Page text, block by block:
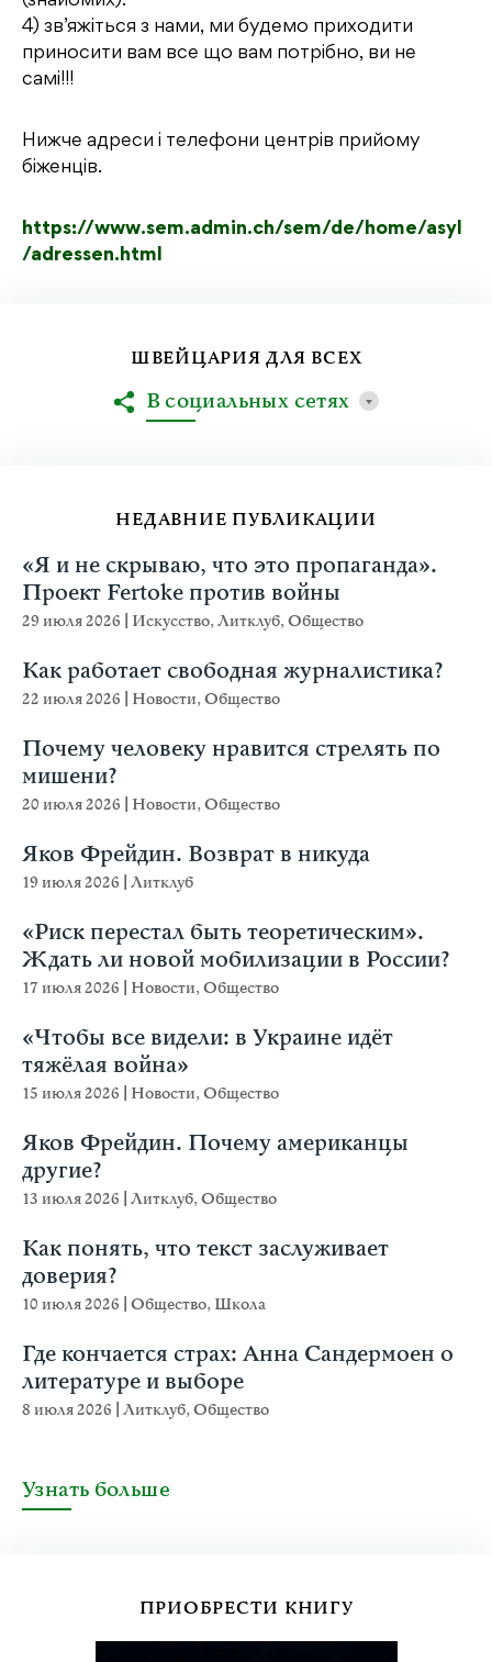
4) зв’яжіться з нами, ми будемо приходити
приносити вам все що вам потрібно, ви не
самі!!!
Нижче адреси і телефони центрів прийому
біженців.
https://www.sem.admin.ch/sem/de/home/asyl
/adressen.html
НЕДАВНИЕ ПУБЛИКАЦИИ
«Я и не скрываю, что это пропаганда».
Проект Fertoke против войны
29 июля 2026 Искусство,Литклуб,Общество
Как работает свободная журналистика?
22 июля 2026 Новости,Общество
Почему человеку нравится стрелять по
мишени?
20 июля 2026 Новости,Общество
Яков Фрейдин. Возврат в никуда
19 июля 2026 Литклуб
«Риск перестал быть теоретическим».
Ждать ли новой мобилизации в России?
17 июля 2026 Новости,Общество
«Чтобы все видели: в Украине идёт
тяжёлая война»
15 июля 2026 Новости,Общество
Яков Фрейдин. Почему американцы
другие?
13 июля 2026 Литклуб,Общество
Как понять, что текст заслуживает
доверия?
10 июля 2026 Общество, Школа
Где кончается страх: Анна Сандермоен о
литературе и выборе
8 июля 2026 Литклуб,Общество
Узнать больше
ПРИОБРЕСТИ КНИГУ
ШВЕЙЦАРИЯ ДЛЯ ВСЕХ
В социальных сетях